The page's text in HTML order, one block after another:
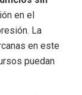
en el
La
en este
puedan